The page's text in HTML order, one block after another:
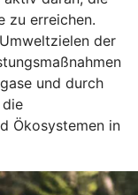
zu erreichen.
der
und durch
Ökosystemen in